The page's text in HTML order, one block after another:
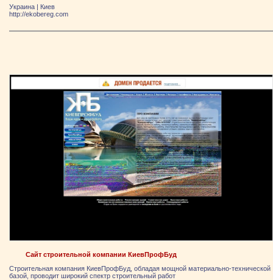
Украина | Киев
http://ekobereg.com
Сайт строительной компании КиевПрофБуд
Строительная компания КиевПрофБуд, обладая мощной материально-технической
базой, проводит широкий спектр строительный работ